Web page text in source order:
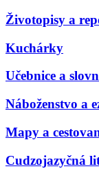
Životopisy a
Kuchárky
Učebnice a
Náboženstvo a
Mapy a
Cudzojazyčná